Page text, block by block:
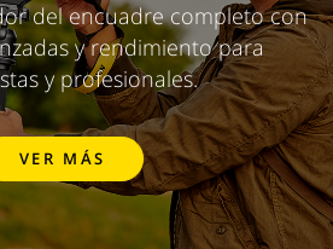
del encuadre completo con
y rendimiento para
y profesionales.
VER MÁS